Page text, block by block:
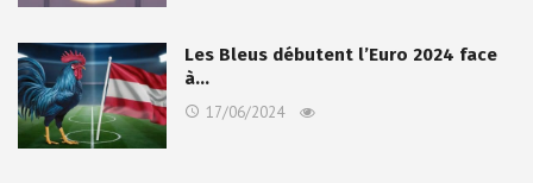
Les Bleus débutent l’Euro 2024 face
à…
17/06/2024